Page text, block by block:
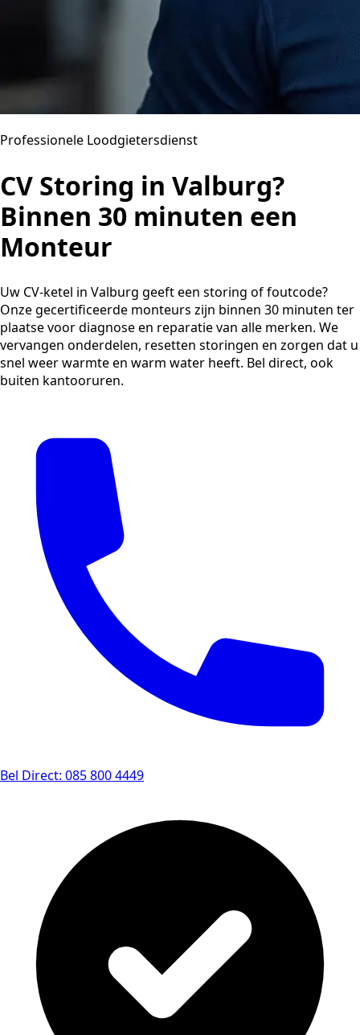
Professionele Loodgietersdienst
CV Storing in Valburg?
Binnen 30 minuten een
Monteur
Uw CV-ketel in Valburg geeft een storing of foutcode?
Onze gecertificeerde monteurs zijn binnen 30 minuten ter
plaatse voor diagnose en reparatie van alle merken. We
vervangen onderdelen, resetten storingen en zorgen dat u
snel weer warmte en warm water heeft. Bel direct, ook
buiten kantooruren.
Bel Direct: 085 800 4449